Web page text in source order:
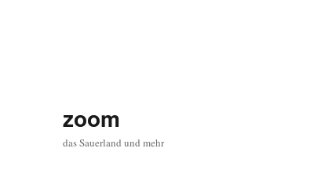
zoom
das Sauerland und mehr